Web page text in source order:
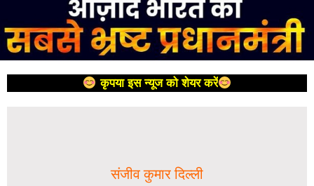
कृपया इस न्यूज को शेयर करें
संजीव कुमार दिल्ली